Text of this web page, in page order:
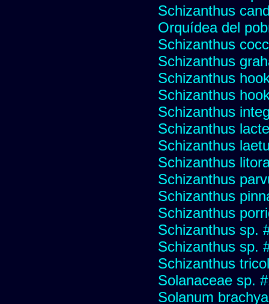
Schizanthus
Orquídea del
Schizanthus
Schizanthus
Schizanthus
Schizanthus
Schizanthus
Schizanthus
Schizanthus
Schizanthus
Schizanthus
Schizanthus
Schizanthus
Schizanthus sp.
Schizanthus sp.
Schizanthus
Solanaceae sp.
Solanum